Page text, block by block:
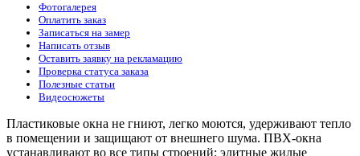
Фотогалерея
Оплатить заказ
Записаться на замер
Написать отзыв
Оставить заявку на рекламацию
Проверка статуса заказа
Полезные статьи
Видеосюжеты
Пластиковые окна не гниют, легко моются, удерживают тепло
в помещении и защищают от внешнего шума. ПВХ-окна
устанавливают во все типы строений: элитные жилые